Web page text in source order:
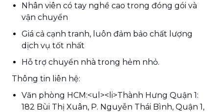
Nhân viên có tay nghề cao trong đóng gói và
vận chuyển
Giá cả cạnh tranh, luôn đảm bảo chất lượng
dịch vụ tốt nhất
Hỗ trợ chuyển nhà trong hẻm nhỏ.
Thông tin liên hệ:
Văn phòng HCM:<ul><li>Thành Hưng Quận 1:
182 Bùi Thị Xuân, P. Nguyễn Thái Bình, Quận 1,